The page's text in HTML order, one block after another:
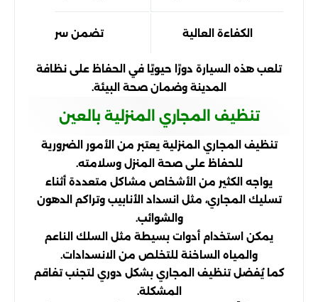
الكفاءة العالية تضمن سرعة إنجاز
تلعب هذه السيارة دورًا حيويًا في الحفاظ على نظافة
المدينة وضمان صحة البيئة.
تنظيف المجاري المنزلية بالعين
تنظيف المجاري المنزلية يعتبر من الأمور الضرورية
للحفاظ على صحة المنزل وسلامته.
يواجه الكثير من الأشخاص مشاكل متعددة أثناء
تسليك المجاري، مثل انسداد الأنابيب وتراكم الدهون
والشوائب.
يمكن استخدام أدوات بسيطة مثل السلك الناعم
والمياه الساخنة للتخلص من الانسدادات.
كما يُفضل تنظيف المجاري بشكل دوري لتجنب تفاقم
المشكلة.